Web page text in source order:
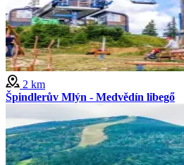
2 km
Špindlerův Mlýn - Medvědín libegő